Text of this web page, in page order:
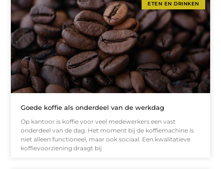
ETEN EN DRINKEN
Goede koffie als onderdeel van de werkdag
Op kantoor is koffie voor veel medewerkers een vast
onderdeel van de dag. Het moment bij de koffiemachine is
niet alleen functioneel, maar ook sociaal. Een kwalitatieve
koffievoorziening draagt bij